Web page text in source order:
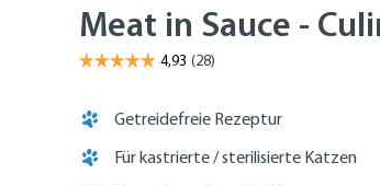
Meat in Sauce -
Getreidefreie Rezeptur
Für kastrierte / sterilisierte Katzen